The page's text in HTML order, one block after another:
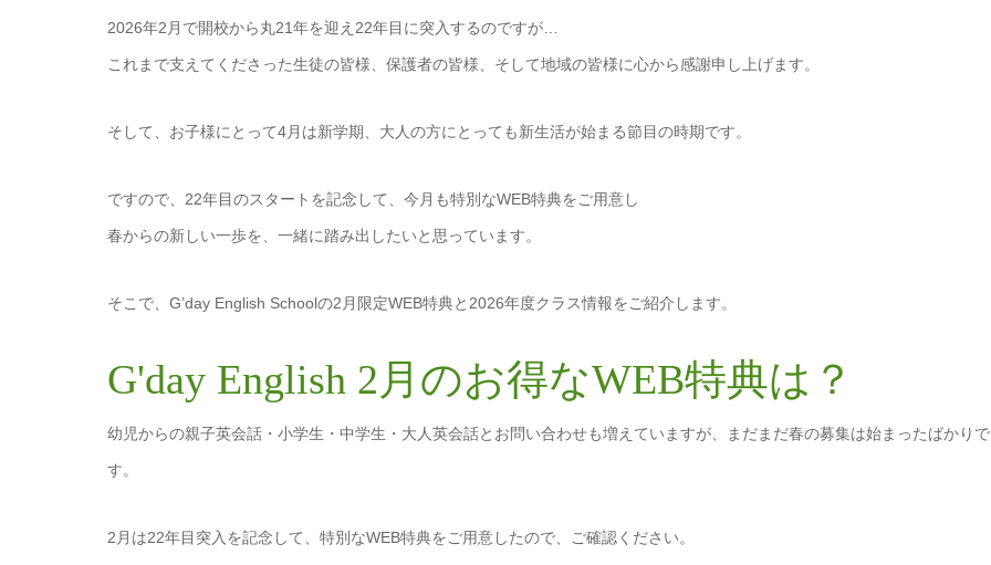
2026年2月で開校から丸21年を迎え22年目に突入するのですが…
これまで支えてくださった生徒の皆様、保護者の皆様、そして地域の皆様に心から感謝申し上げます。
そして、お子様にとって4月は新学期、大人の方にとっても新生活が始まる節目の時期です。
ですので、22年目のスタートを記念して、今月も特別なWEB特典をご用意し
春からの新しい一歩を、一緒に踏み出したいと思っています。
そこで、G’day English Schoolの2月限定WEB特典と2026年度クラス情報をご紹介します。
G'day English 2月のお得なWEB特典は？
幼児からの親子英会話・小学生・中学生・大人英会話とお問い合わせも増えていますが、まだまだ春の募集は始まったばかりで
す。
2月は22年目突入を記念して、特別なWEB特典をご用意したので、ご確認ください。